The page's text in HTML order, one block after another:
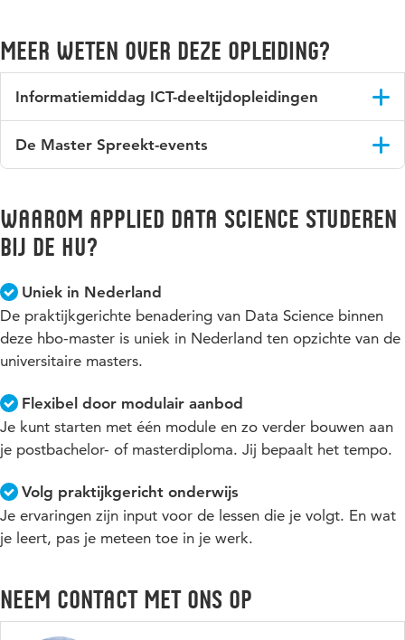
Meer weten over deze opleiding?
Informatiemiddag ICT-deeltijdopleidingen
informatiemiddag voor de ICT deeltijdopleidingen. Deze
worden aangekondigd via deLinkedIn pagina.
Hogeschool Utrecht en wat daarmee samenhangt en volg ons
opLinkedIn. Hier kondigen wij ook onze “De Master Spreekt
De Master Spreekt-events
Onderwijs van Hogeschool Utrecht en wat daarmee
samenhangt en volg ons op
onze “De Master Spreekt Events” aan.
Alle HU-events vind jein onze evenementenagenda
Waarom Applied Data Science studeren
bij de HU?
Uniek in Nederland
De praktijkgerichte benadering van Data Science binnen
deze hbo-master is uniek in Nederland ten opzichte van de
universitaire masters.
Flexibel door modulair aanbod
Je kunt starten met één module en zo verder bouwen aan
je postbachelor- of masterdiploma. Jij bepaalt het tempo.
Volg praktijkgericht onderwijs
Je ervaringen zijn input voor de lessen die je volgt. En wat
je leert, pas je meteen toe in je werk.
Neem contact met ons op